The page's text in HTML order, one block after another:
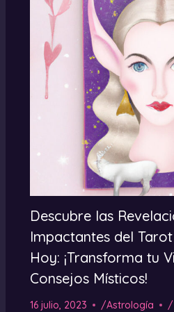
Descubre las
Impactantes del
Hoy: ¡Transforma tu
Consejos Místicos!
16 julio, 2023 /Astrología /